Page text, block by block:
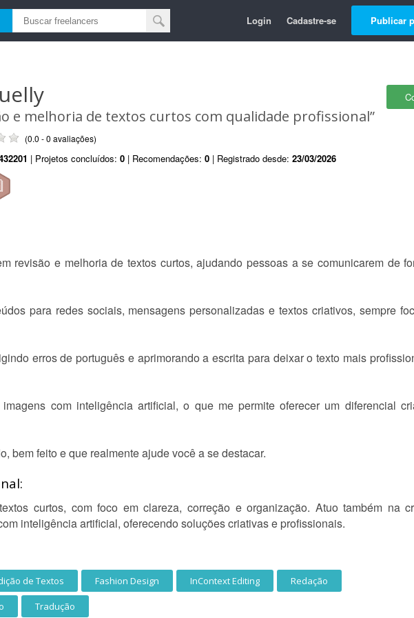
Login Cadastre-se Publicar
e melhoria de textos curtos com qualidade profissional”
(0.0 - 0 avaliações)
| Projetos concluídos: 0 | Recomendações: 0 | Registrado desde: 23/03/2026
revisão e melhoria de textos curtos, ajudando pessoas a se comunicarem de
para redes sociais, mensagens personalizadas e textos criativos, sempre
erros de português e aprimorando a escrita para deixar o texto mais
com inteligência artificial, o que me permite oferecer um diferencial
bem feito e que realmente ajude você a se destacar.
curtos, com foco em clareza, correção e organização. Atuo também na
inteligência artificial, oferecendo soluções criativas e profissionais.
de Textos Fashion Design InContext Editing Redação
Tradução